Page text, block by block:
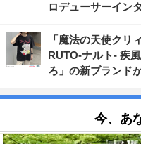
ロデューサーイン
「魔法の天使ク
RUTO-ナルト- 疾
ろ」の新ブランド
今、あ